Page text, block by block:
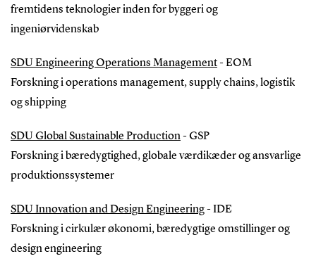
fremtidens teknologier inden for byggeri og
ingeniørvidenskab
SDU Engineering Operations Management- EOM
Forskning i operations management, supply chains, logistik
og shipping
SDU Global Sustainable Production- GSP
Forskning i bæredygtighed, globale værdikæder og ansvarlige
produktionssystemer
SDU Innovation and Design Engineering- IDE
Forskning i cirkulær økonomi, bæredygtige omstillinger og
design engineering